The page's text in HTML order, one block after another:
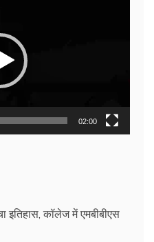
02:00
इतिहास, कॉलेज में एमबीबीएस